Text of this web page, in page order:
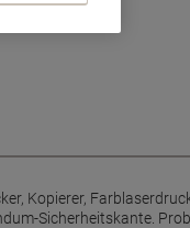
Kopierer,
Sicherheitskante.